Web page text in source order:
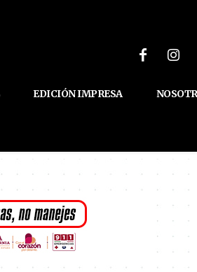
EDICIÓN IMPRESA